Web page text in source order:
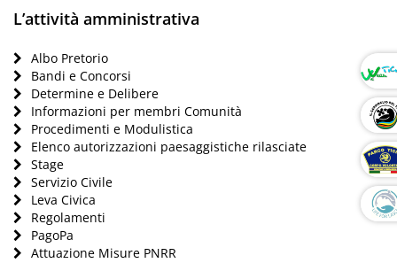
L’attività amministrativa
Albo Pretorio
Bandi e Concorsi
Determine e Delibere
Informazioni per membri Comunità
Procedimenti e Modulistica
Elenco autorizzazioni paesaggistiche rilasciate
Stage
Servizio Civile
Leva Civica
Regolamenti
PagoPa
Attuazione Misure PNRR